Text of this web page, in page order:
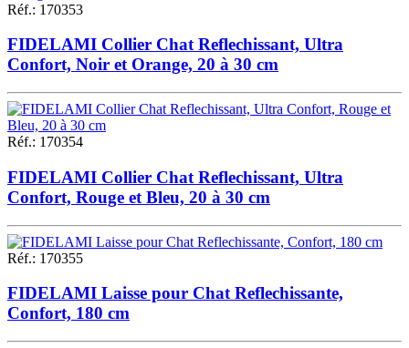
Réf.: 170353
FIDELAMI Collier Chat Reflechissant, Ultra
Confort, Noir et Orange, 20 à 30 cm
Réf.: 170354
FIDELAMI Collier Chat Reflechissant, Ultra
Confort, Rouge et Bleu, 20 à 30 cm
Réf.: 170355
FIDELAMI Laisse pour Chat Reflechissante,
Confort, 180 cm